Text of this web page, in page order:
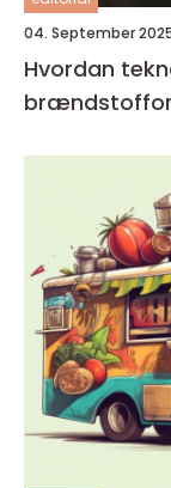
04. September
Hvordan